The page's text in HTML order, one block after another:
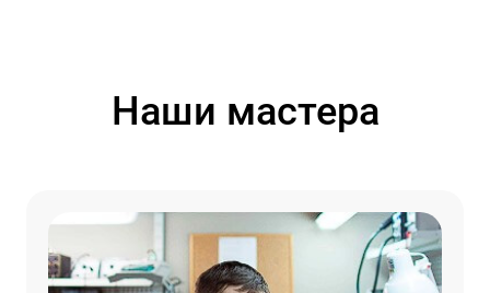
Наши мастера